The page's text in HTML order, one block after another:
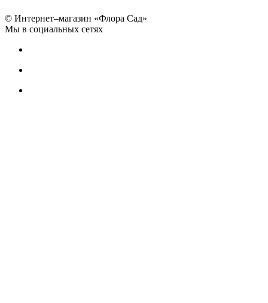
© Интернет–магазин «Флора Сад»
Мы в социальных сетях